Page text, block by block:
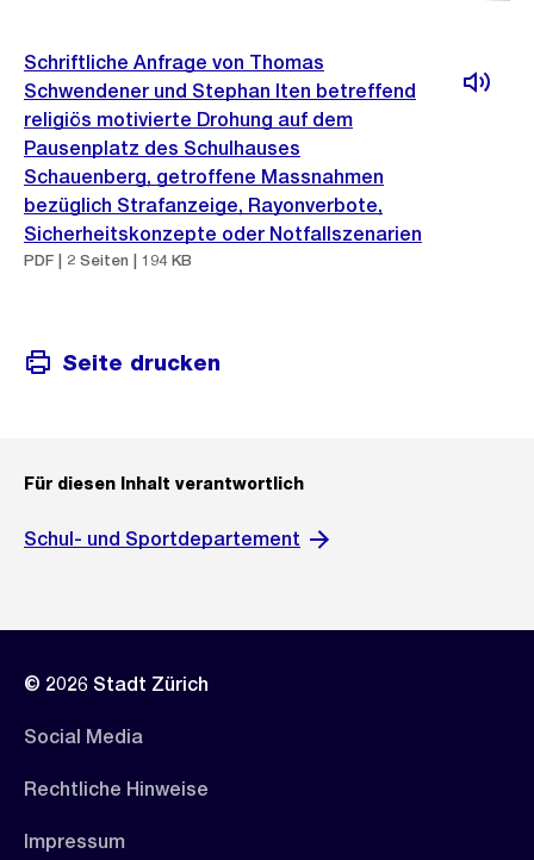
Schriftliche Anfrage von Thomas
Schwendener und Stephan Iten betreffend
religiös motivierte Drohung auf dem
Pausenplatz des Schulhauses
Schauenberg, getroffene Massnahmen
bezüglich Strafanzeige, Rayonverbote,
Sicherheitskonzepte oder Notfallszenarien
PDF | 2 Seiten | 194 KB
Seite drucken
Für diesen Inhalt verantwortlich
Schul- und Sportdepartement
© 2026 Stadt Zürich
Social Media
Rechtliche Hinweise
Impressum